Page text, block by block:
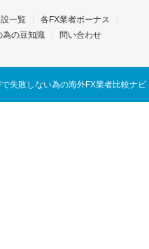
一覧
各FX業者ボーナス
為の豆知識 問い合わせ
失敗しない為の海外FX業者比較ナビ